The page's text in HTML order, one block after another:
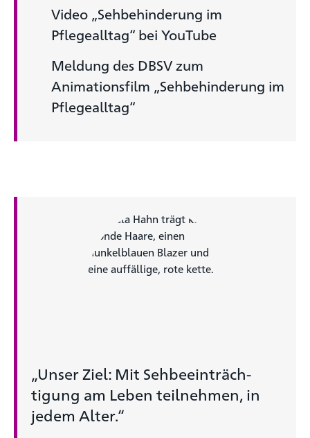
Video „Sehbehinderung im
Pflegealltag“ bei YouTube
Meldung des DBSV zum
Animationsfilm „Sehbehinderung im
Pflegealltag“
„Unser Ziel: Mit Seh­beeinträch­
tigung am Leben teilnehmen, in
jedem Alter.“